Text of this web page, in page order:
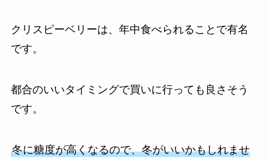
クリスピーベリーは、年中食べられることで有名
です。
都合のいいタイミングで買いに行っても良さそう
です。
冬に糖度が高くなるので、冬がいいかもしれませ